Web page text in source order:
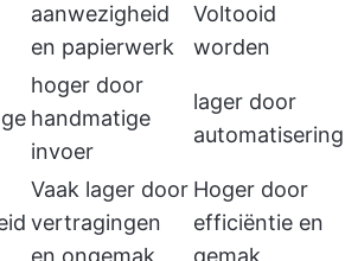
aanwezigheid
en papierwerk
Voltooid
worden
hoger door
handmatige
invoer
lager door
automatisering
Vaak lager door
vertragingen
en ongemak
Hoger door
efficiëntie en
gemak